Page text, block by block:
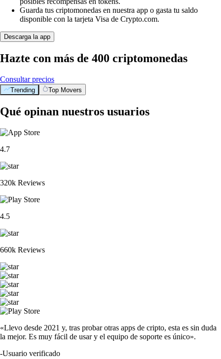
Guarda tus criptomonedas en nuestra app o gasta tu saldo
disponible con la tarjeta Visa de Crypto.com.
Descarga la app
Hazte con más de 400 criptomonedas
Consultar precios
Trending Top Movers
Qué opinan nuestros usuarios
4.7
320k Reviews
4.5
660k Reviews
«Llevo desde 2021 y, tras probar otras apps de cripto, esta es sin duda
la mejor. Es muy fácil de usar y el equipo de soporte es único».
-Usuario verificado